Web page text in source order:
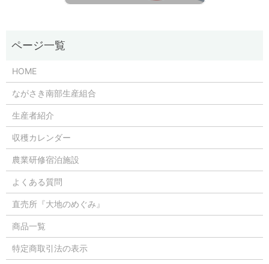
HOME
ながさき南部生産組合
生産者紹介
収穫カレンダー
農業研修宿泊施設
よくある質問
直売所『大地のめぐみ』
商品一覧
特定商取引法の表示